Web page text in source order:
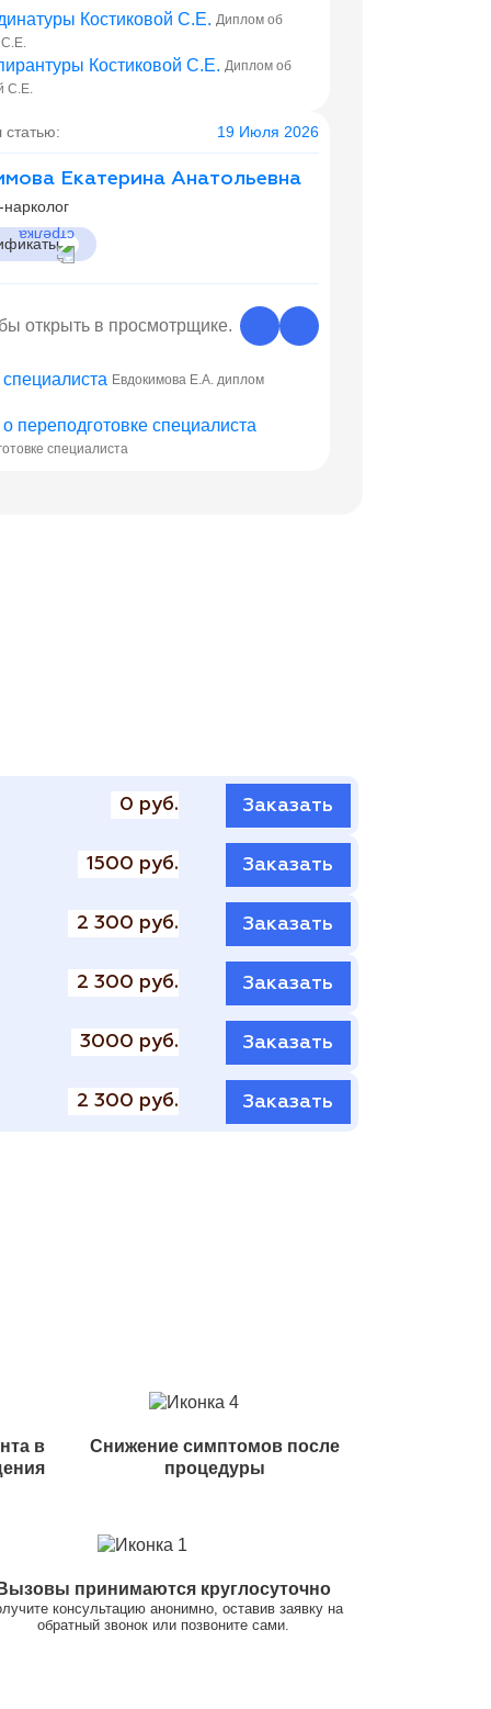
Диплом об
С.Е.
Диплом об
С.Е.
19 Июля 2026
Екатерина Анатольевна
открыть в просмотрщике.
Евдокимова Е.А. диплом
специалиста
0 руб. Заказать
1500 руб. Заказать
2 300 руб. Заказать
2 300 руб. Заказать
3000 руб. Заказать
2 300 руб. Заказать
в
Снижение симптомов после
процедуры
принимаются круглосуточно
консультацию анонимно, оставив заявку на
обратный звонок или позвоните сами.